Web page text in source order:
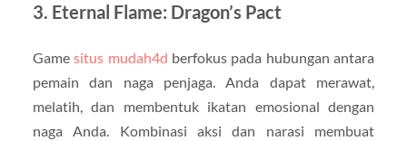
3. Eternal Flame: Dragon’s Pact
Gamesitus mudah4d berfokus pada hubungan antara
pemain dan naga penjaga. Anda dapat merawat,
melatih, dan membentuk ikatan emosional dengan
naga Anda. Kombinasi aksi dan narasi membuat